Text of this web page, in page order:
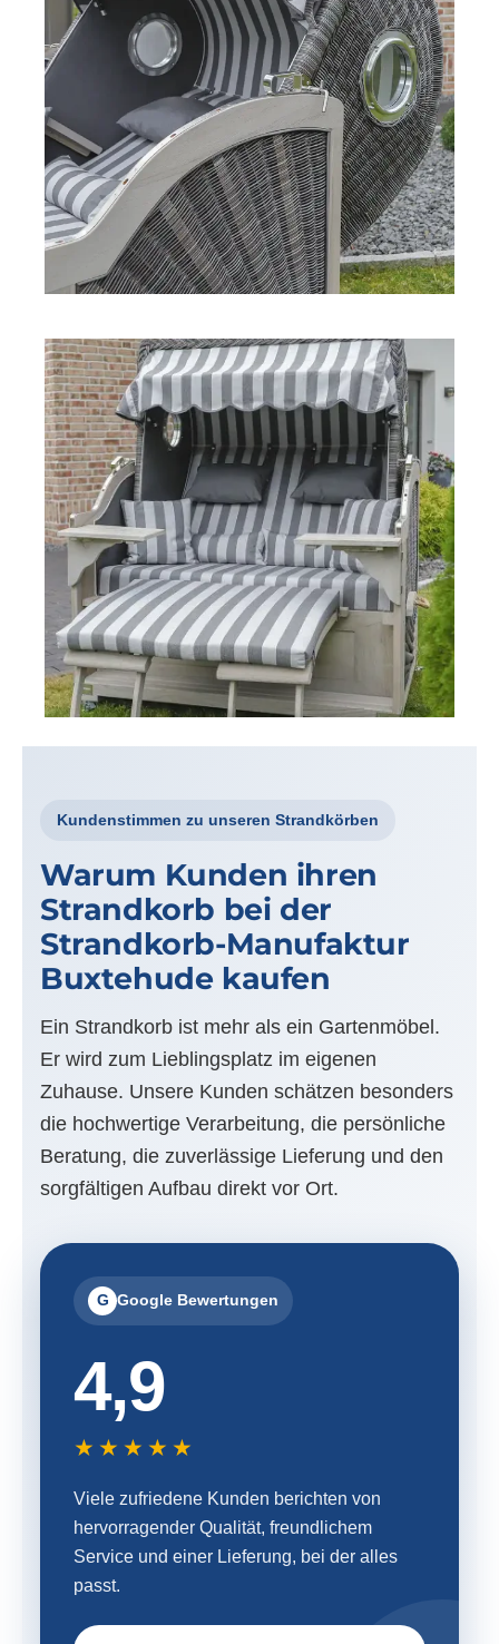
Kundenstimmen zu unseren Strandkörben
Warum Kunden ihren
Strandkorb bei der
Strandkorb-Manufaktur
Buxtehude kaufen
Ein Strandkorb ist mehr als ein Gartenmöbel.
Er wird zum Lieblingsplatz im eigenen
Zuhause. Unsere Kunden schätzen besonders
die hochwertige Verarbeitung, die persönliche
Beratung, die zuverlässige Lieferung und den
sorgfältigen Aufbau direkt vor Ort.
G Google Bewertungen
4,9
★★★★★
Viele zufriedene Kunden berichten von
hervorragender Qualität, freundlichem
Service und einer Lieferung, bei der alles
passt.